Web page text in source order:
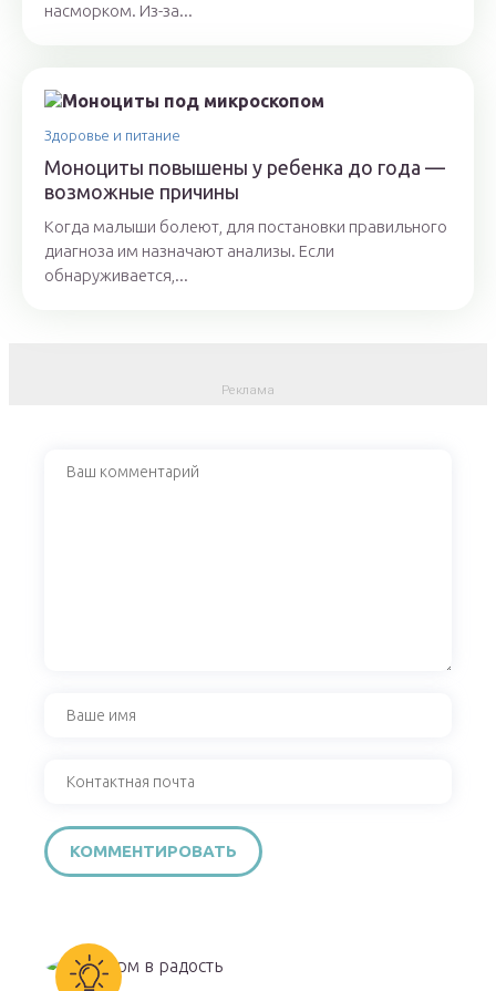
насморком. Из-за...
Здоровье и питание
Моноциты повышены у ребенка до года —
возможные причины
Когда малыши болеют, для постановки правильного
диагноза им назначают анализы. Если
обнаруживается,...